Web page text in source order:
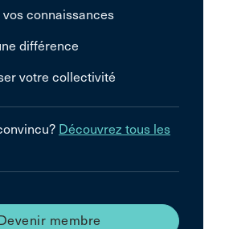
vos connaissances
différence
votre collectivité
Découvrez tous les
membre